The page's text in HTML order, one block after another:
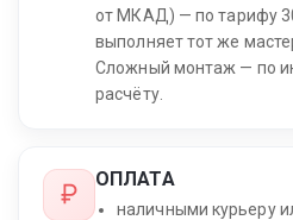
от МКАД) — по тарифу
выполняет тот же
Сложный монтаж — по
расчёту.
ОПЛАТА
наличными курьеру